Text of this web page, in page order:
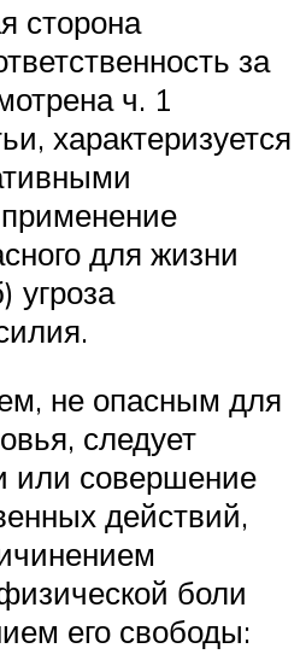
сторона
за
ч. 1
характеризуется
для жизни
угроза
не опасным для
следует
или совершение
действий,
боли
его свободы: